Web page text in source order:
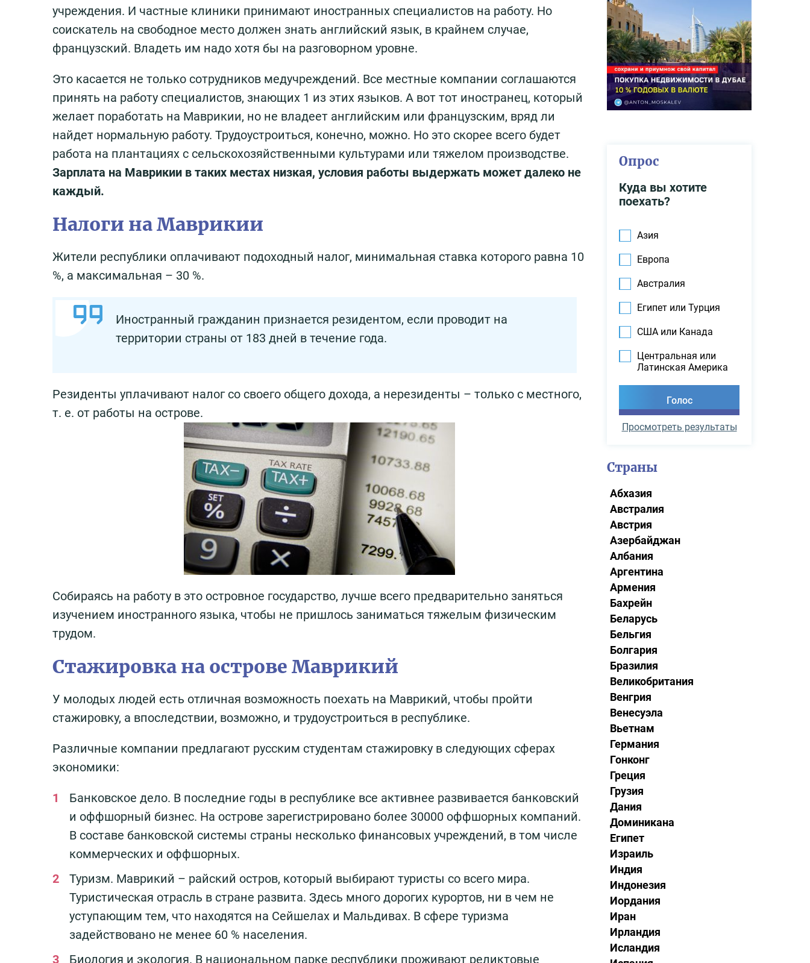
учреждения. И частные клиники принимают иностранных специалистов на работу. Но
соискатель на свободное место должен знать английский язык, в крайнем случае,
французский. Владеть им надо хотя бы на разговорном уровне.
Это касается не только сотрудников медучреждений. Все местные компании соглашаются
принять на работу специалистов, знающих 1 из этих языков. А вот тот иностранец, который
желает поработать на Маврикии, но не владеет английским или французским, вряд ли
найдет нормальную работу. Трудоустроиться, конечно, можно. Но это скорее всего будет
работа на плантациях с сельскохозяйственными культурами или тяжелом производстве.
Зарплата на Маврикии в таких местах низкая, условия работы выдержать может далеко не
каждый.
Налоги на Маврикии
Жители республики оплачивают подоходный налог, минимальная ставка которого равна 10
%, а максимальная – 30 %.
Иностранный гражданин признается резидентом, если проводит на
территории страны от 183 дней в течение года.
Резиденты уплачивают налог со своего общего дохода, а нерезиденты – только с местного,
т. е. от работы на острове.
Собираясь на работу в это островное государство, лучше всего предварительно заняться
изучением иностранного языка, чтобы не пришлось заниматься тяжелым физическим
трудом.
Стажировка на острове Маврикий
У молодых людей есть отличная возможность поехать на Маврикий, чтобы пройти
стажировку, а впоследствии, возможно, и трудоустроиться в республике.
Различные компании предлагают русским студентам стажировку в следующих сферах
экономики:
Банковское дело. В последние годы в республике все активнее развивается банковский
и оффшорный бизнес. На острове зарегистрировано более 30000 оффшорных компаний.
В составе банковской системы страны несколько финансовых учреждений, в том числе
коммерческих и оффшорных.
Туризм. Маврикий – райский остров, который выбирают туристы со всего мира.
Туристическая отрасль в стране развита. Здесь много дорогих курортов, ни в чем не
уступающим тем, что находятся на Сейшелах и Мальдивах. В сфере туризма
задействовано не менее 60 % населения.
Биология и экология. В национальном парке республики проживают реликтовые
Опрос
Куда вы хотите
поехать?
Азия
Европа
Австралия
Египет или Турция
США или Канада
Центральная или
Латинская Америка
Просмотреть результаты
Страны
Абхазия
Австралия
Австрия
Азербайджан
Албания
Аргентина
Армения
Бахрейн
Беларусь
Бельгия
Болгария
Бразилия
Великобритания
Венгрия
Венесуэла
Вьетнам
Германия
Гонконг
Греция
Грузия
Дания
Доминикана
Египет
Израиль
Индия
Индонезия
Иордания
Иран
Ирландия
Исландия